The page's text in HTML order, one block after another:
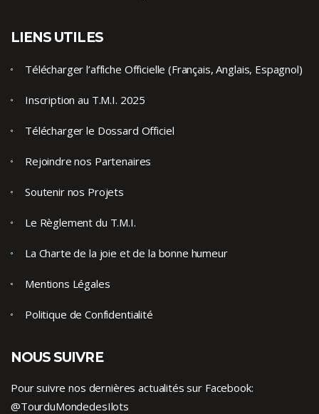
LIENS UTILES
Télécharger l’affiche Officielle (Français, Anglais, Espagnol)
Inscription au T.M.I. 2025
Télécharger le Dossard Officiel
Rejoindre nos Partenaires
Soutenir nos Projets
Le Règlement du T.M.I.
La Charte de la joie et de la bonne humeur
Mentions Légales
Politique de Confidentialité
NOUS SUIVRE
Pour suivre nos dernières actualités sur Facebook:
@TourduMondedesIlots